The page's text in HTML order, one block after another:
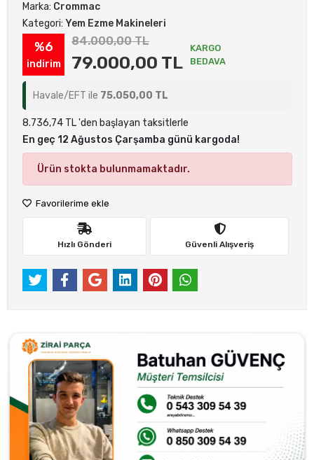
Marka: Crommac
Kategori: Yem Ezme Makineleri
%6
indirim
84.000,00 TL
79.000,00 TL
KARGO
BEDAVA
Havale/EFT ile 75.050,00 TL
8.736,74 TL 'den başlayan taksitlerle
En geç 12 Ağustos Çarşamba günü kargoda!
Ürün stokta bulunmamaktadır.
Favorilerime ekle
Hızlı Gönderi Güvenli Alışveriş